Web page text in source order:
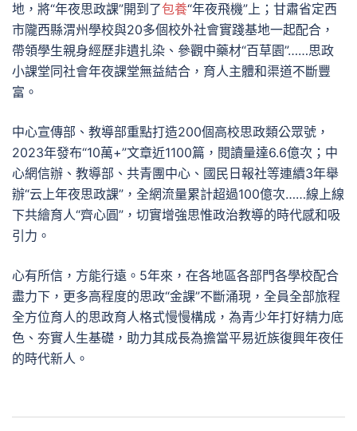
地，將“年夜思政課”開到了包養“年夜飛機”上；甘肅省定西
市隴西縣渭州學校與20多個校外社會實踐基地一起配合，
帶領學生親身經歷非遺扎染、參觀中藥材“百草園”……思政
小課堂同社會年夜課堂無益結合，育人主體和渠道不斷豐
富。
中心宣傳部、教導部重點打造200個高校思政類公眾號，
2023年發布“10萬+”文章近1100篇，閱讀量達6.6億次；中
心網信辦、教導部、共青團中心、國民日報社等連續3年舉
辦“云上年夜思政課”，全網流量累計超過100億次……線上線
下共繪育人“齊心圓”，切實增強思惟政治教導的時代感和吸
引力。
心有所信，方能行遠。5年來，在各地區各部門各學校配合
盡力下，更多高程度的思政“金課”不斷涌現，全員全部旅程
全方位育人的思政育人格式慢慢構成，為青少年打好精力底
色、夯實人生基礎，助力其成長為擔當平易近族復興年夜任
的時代新人。